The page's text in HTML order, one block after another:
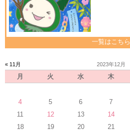
一覧はこちら
« 11月 2023年12月
月 火 水 木
4
5 6 7
11
12 13 14
18
19 20 21